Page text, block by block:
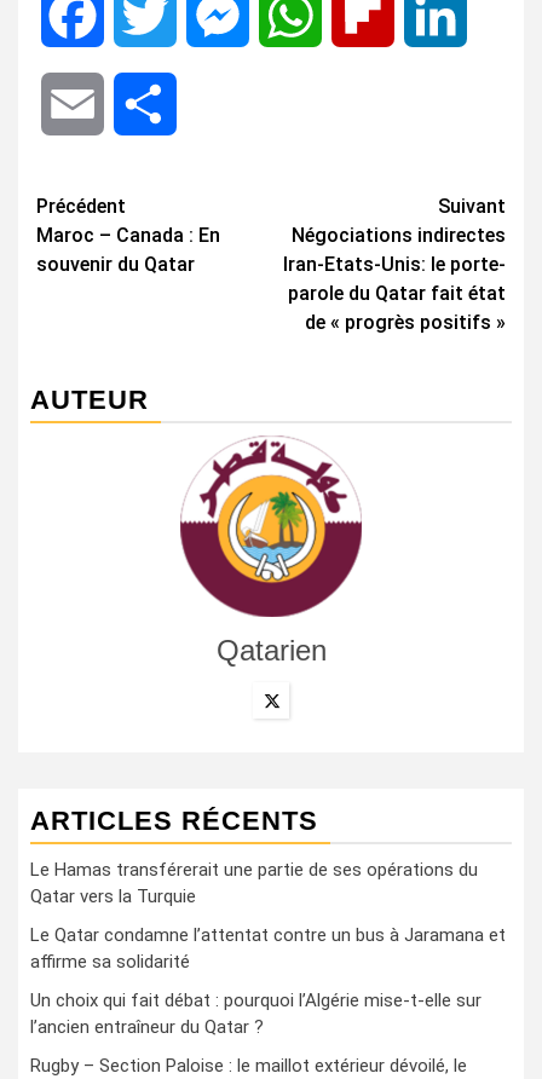
Facebook Twitter MessengerWhatsApp Flipboard
Email
Navigation
d’article
Précédent
Maroc – Canada : En
souvenir du Qatar
Suivant
Négociations indirectes
Iran-Etats-Unis: le porte-
parole du Qatar fait état
de « progrès positifs »
AUTEUR
Qatarien
ARTICLES RÉCENTS
Le Hamas transférerait une partie de ses opérations du
Qatar vers la Turquie
Le Qatar condamne l’attentat contre un bus à Jaramana et
affirme sa solidarité
Un choix qui fait débat : pourquoi l’Algérie mise-t-elle sur
l’ancien entraîneur du Qatar ?
Rugby – Section Paloise : le maillot extérieur dévoilé, le